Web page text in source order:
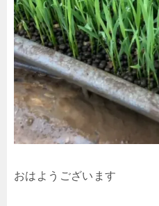
おはようございます